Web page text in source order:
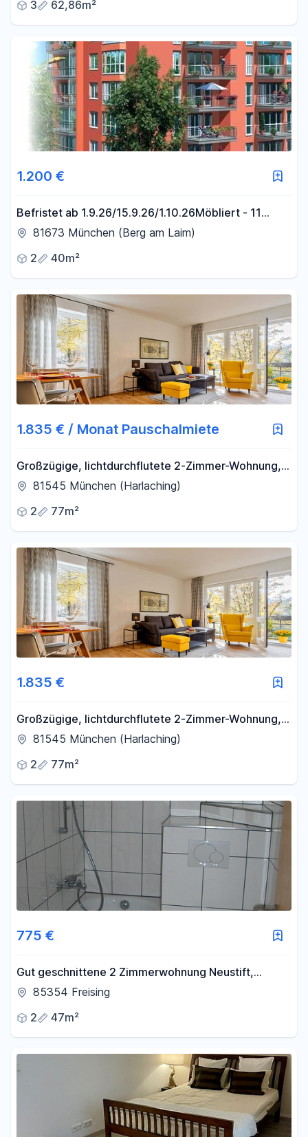
3 62,86m²
1.200 €
Befristet ab 1.9.26/15.9.26/1.10.26Möbliert - 11
Monate - Ruhig zum Hinterhof - Zentral -
81673 München (Berg am Laim)
2
40m²
1.835 € / Monat Pauschalmiete
Großzügige, lichtdurchflutete 2-Zimmer-Wohnung,
voll möbliert, in Bestlage München-Harlaching
81545 München (Harlaching)
2
77m²
1.835 €
Großzügige, lichtdurchflutete 2-Zimmer-Wohnung,
voll möbliert, in Bestlage München-Harlaching
81545 München (Harlaching)
2
77m²
775 €
Gut geschnittene 2 Zimmerwohnung Neustift,
Freising
85354 Freising
2
47m²